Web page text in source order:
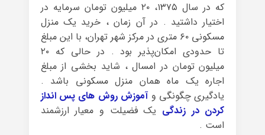
که در سال ۱۳۷۵، ۲۰ میلیون تومان سرمایه در
اختیار داشتید . در آن زمان ، خرید یک منزل
مسکونی ۶۰ متری در مرکز شهر تهران، با این مبلغ
تا حدودی امکان‌پذیر بود . در حالی که ۲۰
میلیون تومان در امسال ، شاید بخشی از مبلغ
اجاره یک ماه همان منزل مسکونی باشد .
یادگیری چگونگی و آموزش روش های پس انداز
کردن در زندگی یک فضیلت و معیار ارزشمند
است .